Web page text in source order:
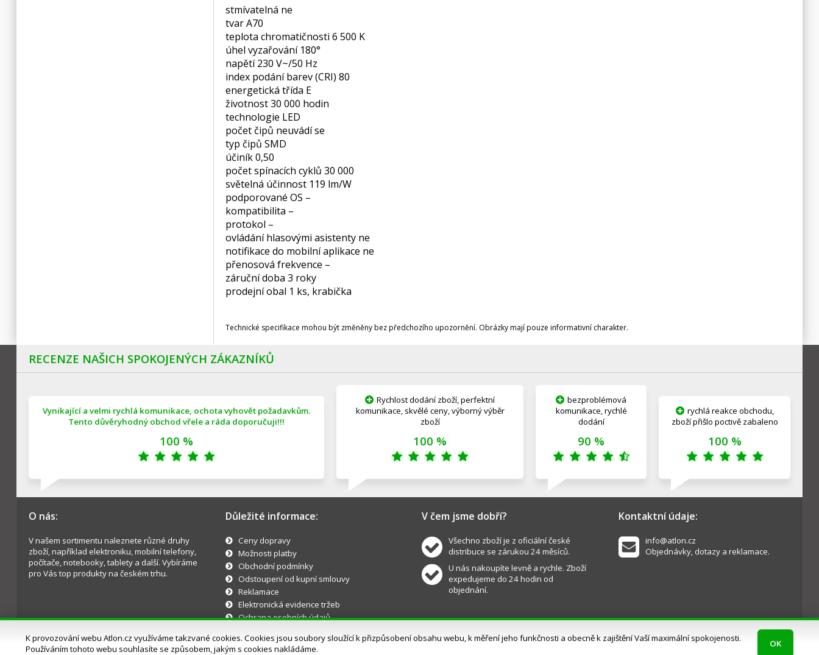
stmívatelná ne
tvar A70
teplota chromatičnosti 6 500 K
úhel vyzařování 180°
napětí 230 V~/50 Hz
index podání barev (CRI) 80
energetická třída E
životnost 30 000 hodin
technologie LED
počet čipů neuvádí se
typ čipů SMD
účiník 0,50
počet spínacích cyklů 30 000
světelná účinnost 119 lm/W
podporované OS –
kompatibilita –
protokol –
ovládání hlasovými asistenty ne
notifikace do mobilní aplikace ne
přenosová frekvence –
záruční doba 3 roky
prodejní obal 1 ks, krabička
Technické specifikace mohou být změněny bez předchozího upozornění. Obrázky mají pouze informativní charakter.
RECENZE NAŠICH SPOKOJENÝCH ZÁKAZNÍKŮ
Vynikající a velmi rychlá komunikace, ochota vyhovět požadavkům.
Tento důvěryhodný obchod vřele a ráda doporučuji!!!
100 %
Rychlost dodání zboží, perfektní
komunikace, skvělé ceny, výborný výběr
zboží
100 %
bezproblémová
komunikace, rychlé
dodání
90 %
rychlá reakce obchodu,
zboží přišlo poctivě zabaleno
100 %
O nás:
V našem sortimentu naleznete různé druhy
zboží, například elektroniku, mobilní telefony,
počítače, notebooky, tablety a další. Vybíráme
pro Vás top produkty na českém trhu.
Důležité informace:
Ceny dopravy
Možnosti platby
Obchodní podmínky
Odstoupení od kupní smlouvy
Reklamace
Elektronická evidence tržeb
Ochrana osobních údajů
V čem jsme dobří?
Všechno zboží je z oficiální české
distribuce se zárukou 24 měsíců.
U nás nakoupíte levně a rychle. Zboží
expedujeme do 24 hodin od
objednání.
Kontaktní údaje:
info@atlon.cz
Objednávky, dotazy a reklamace.
K provozování webu Atlon.cz využíváme takzvané cookies. Cookies jsou soubory sloužící k přizpůsobení obsahu webu, k měření jeho funkčnosti a obecně k zajištění Vaší maximální spokojenosti.
Používáním tohoto webu souhlasíte se způsobem, jakým s cookies nakládáme.
OK